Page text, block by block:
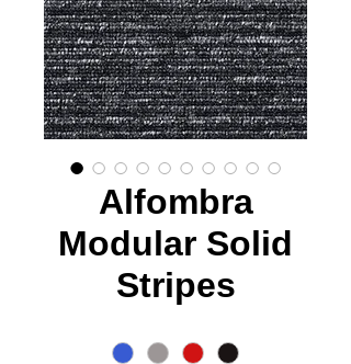
Alfombra
Modular Solid
Stripes